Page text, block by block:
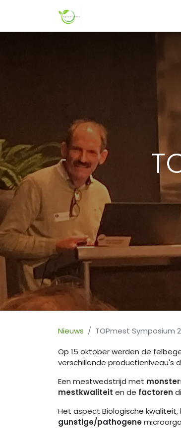
Nieuws
TOPmest Symposium
Op 15 oktober werden de
verschillende productieniveau's
Een mestwedstrijd met
mestkwaliteit en de factoren
Het aspect Biologische kwaliteit,
gunstige/pathogene